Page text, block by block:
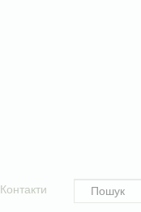
Контакти